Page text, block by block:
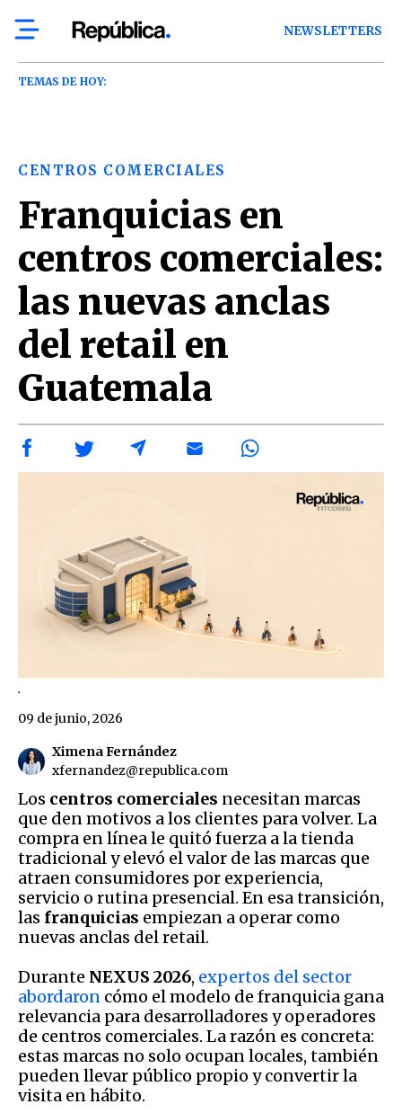
NEWSLETTERS
TEMAS DE HOY:
CENTROS COMERCIALES
Franquicias en
centros comerciales:
las nuevas anclas
del retail en
Guatemala
.
Ximena Fernández
xfernandez@republica.com
09 de junio, 2026
Los centros comerciales necesitan marcas
que den motivos a los clientes para volver. La
compra en línea le quitó fuerza a la tienda
tradicional y elevó el valor de las marcas que
atraen consumidores por experiencia,
servicio o rutina presencial. En esa transición,
las franquicias empiezan a operar como
nuevas anclas del retail.
Durante NEXUS 2026, expertos del sector
abordaron cómo el modelo de franquicia gana
relevancia para desarrolladores y operadores
de centros comerciales. La razón es concreta:
estas marcas no solo ocupan locales, también
pueden llevar público propio y convertir la
visita en hábito.